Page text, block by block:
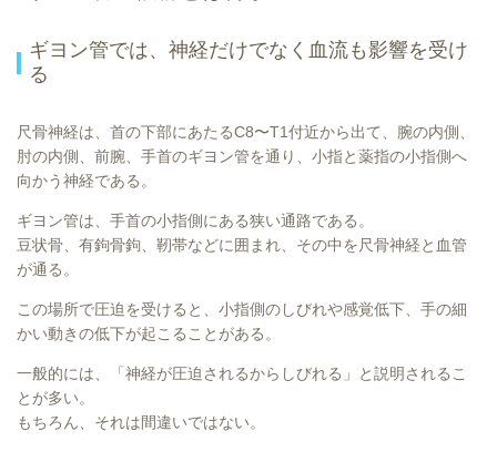
ギヨン管では、神経だけでなく血流も影響を受け
る
尺骨神経は、首の下部にあたるC8〜T1付近から出て、腕の内側、
肘の内側、前腕、手首のギヨン管を通り、小指と薬指の小指側へ
向かう神経である。
ギヨン管は、手首の小指側にある狭い通路である。
豆状骨、有鉤骨鉤、靭帯などに囲まれ、その中を尺骨神経と血管
が通る。
この場所で圧迫を受けると、小指側のしびれや感覚低下、手の細
かい動きの低下が起こることがある。
一般的には、「神経が圧迫されるからしびれる」と説明されるこ
とが多い。
もちろん、それは間違いではない。